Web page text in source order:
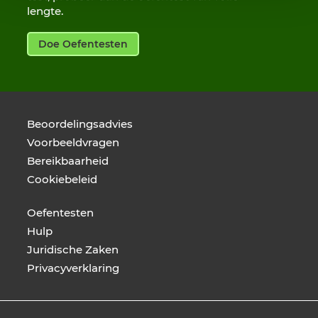
lengte.
Doe Oefentesten
Beoordelingsadvies
Voorbeeldvragen
Bereikbaarheid
Cookiebeleid
Oefentesten
Hulp
Juridische Zaken
Privacyverklaring